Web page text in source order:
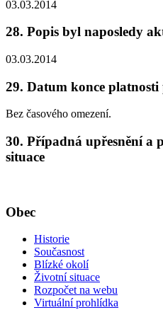
03.03.2014
28. Popis byl naposledy
03.03.2014
29. Datum konce platnosti
Bez časového omezení.
30. Případná upřesnění a
situace
Obec
Historie
Současnost
Blízké okolí
Životní situace
Rozpočet na webu
Virtuální prohlídka